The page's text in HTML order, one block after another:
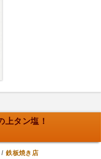
上タン塩！
/鉄板焼き店